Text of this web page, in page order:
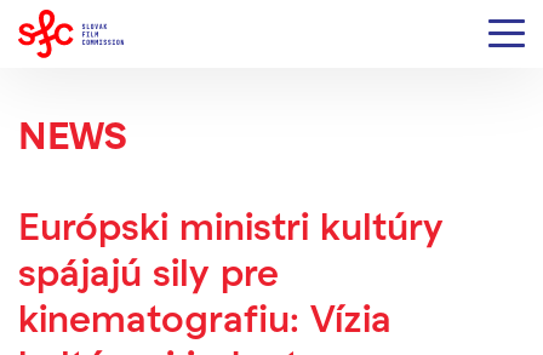
NEWS
Európski ministri kultúry
spájajú sily pre
kinematografiu: Vízia